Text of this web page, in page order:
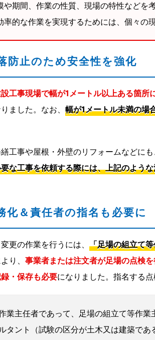
や期間、作業の性質、現場の特性などを
率的な作業を実現するためには、個々の
防止のため安全性を強化
工事現場で幅が1メートル以上ある箇
ました。なお、 幅が1メートル未満の場
工事や屋根・外壁のリフォームなどに
な工事を依頼する際には、上記のよう
化＆責任者の指名も必要に
更の作業を行うには、 「足場の組立て
り、 事業者または注文者が足場の点検
・保存も必要になりました。指名する
業主任者であって、足場の組立て等作
タント（試験の区分が土木又は建築で